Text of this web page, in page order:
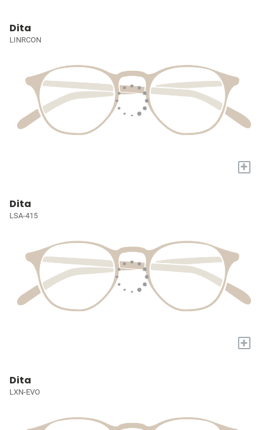
Dita
LINRCON
+
Dita
LSA-415
+
Dita
LXN-EVO